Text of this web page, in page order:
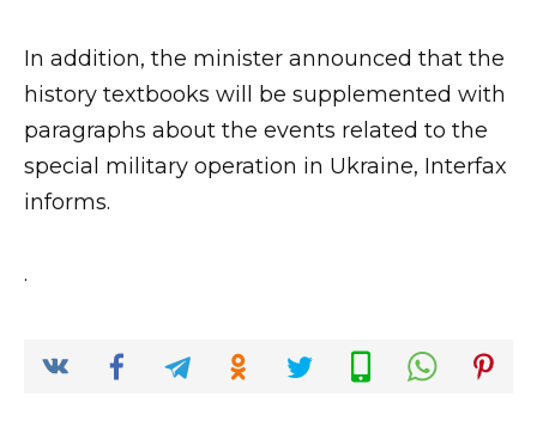
In addition, the minister announced that the
history textbooks will be supplemented with
paragraphs about the events related to the
special military operation in Ukraine, Interfax
informs.
.